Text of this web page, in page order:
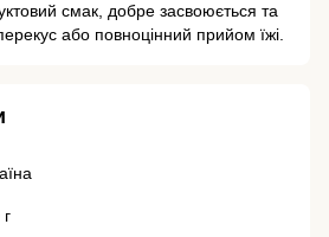
смак, добре засвоюється та
або повноцінний прийом їжі.